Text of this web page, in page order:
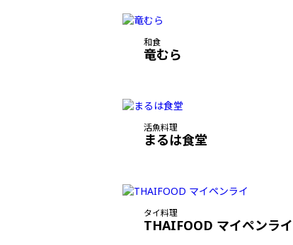
和食
竜むら
活魚料理
まるは食堂
タイ料理
THAIFOOD マイペンライ